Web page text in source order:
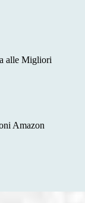
alle Migliori
Amazon